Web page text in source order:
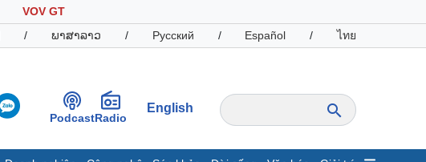
VOV GT
/ ພາສາລາວ / Русский / Español / ไทย
PodcastRadio
English